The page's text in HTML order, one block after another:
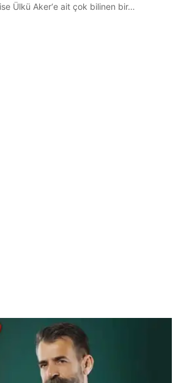
Ülkü Aker‘e ait çok bilinen bir…